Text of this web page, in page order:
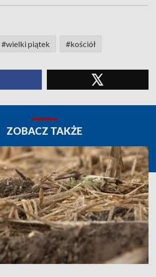
#wielki piątek #kościół
ZOBACZ TAKŻE